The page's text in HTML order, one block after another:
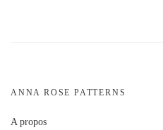
ANNA ROSE PATTERNS
A propos